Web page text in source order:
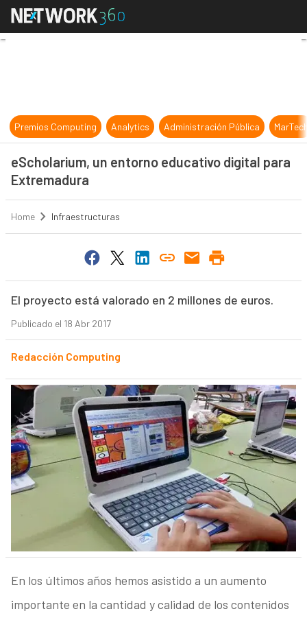
eScholarium, un entorno
Premios Computing Analytics Administración Pública
eScholarium, un entorno educativo digital para
Extremadura
Home Infraestructuras
El proyecto está valorado en 2 millones de euros.
Publicado el 18 Abr 2017
Redacción Computing
En los últimos años hemos asistido a un aumento
importante en la cantidad y calidad de los contenidos